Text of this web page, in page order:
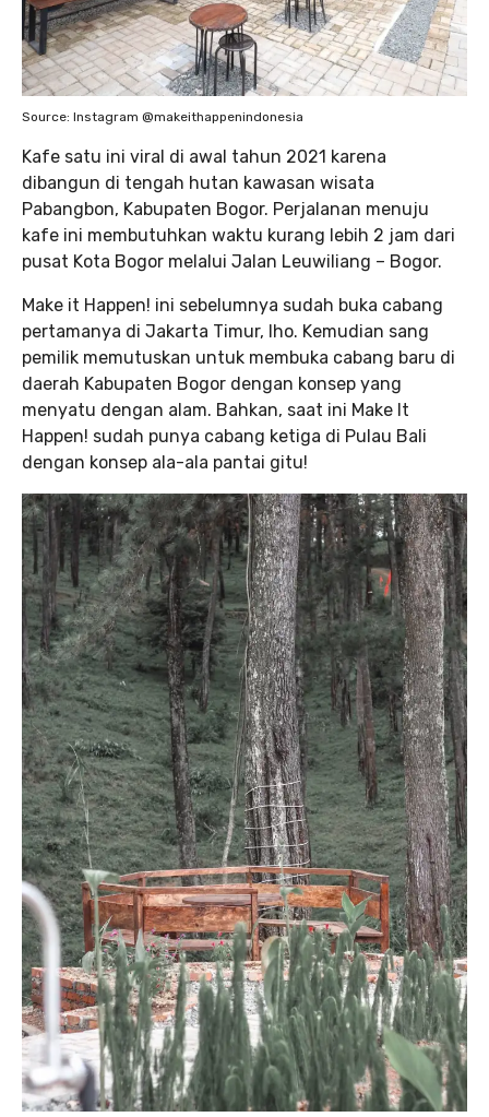
Source: Instagram @makeithappenindonesia
Kafe satu ini viral di awal tahun 2021 karena
dibangun di tengah hutan kawasan wisata
Pabangbon, Kabupaten Bogor. Perjalanan menuju
kafe ini membutuhkan waktu kurang lebih 2 jam dari
pusat Kota Bogor melalui Jalan Leuwiliang – Bogor.
Make it Happen! ini sebelumnya sudah buka cabang
pertamanya di Jakarta Timur, lho. Kemudian sang
pemilik memutuskan untuk membuka cabang baru di
daerah Kabupaten Bogor dengan konsep yang
menyatu dengan alam. Bahkan, saat ini Make It
Happen! sudah punya cabang ketiga di Pulau Bali
dengan konsep ala-ala pantai gitu!